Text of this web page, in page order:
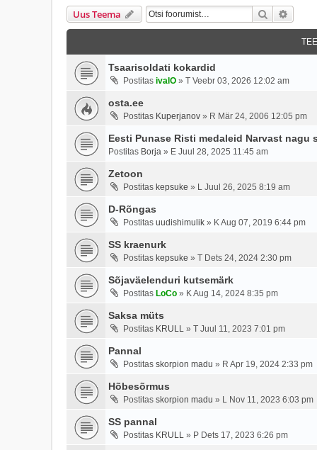
Uus Teema Otsi
Tsaarisoldati kokardid
Postitas ivalO » T Veebr 03, 2026 12:02 am
osta.ee
Postitas Kuperjanov » R Mär 24, 2006 12:05 pm
Eesti Punase Risti medaleid Narvast nagu
Postitas Borja » E Juul 28, 2025 11:45 am
Zetoon
Postitas kepsuke » L Juul 26, 2025 8:19 am
D-Rõngas
Postitas uudishimulik » K Aug 07, 2019 6:44 pm
SS kraenurk
Postitas kepsuke » T Dets 24, 2024 2:30 pm
Sõjaväelenduri kutsemärk
Postitas LoCo » K Aug 14, 2024 8:35 pm
Saksa müts
Postitas KRULL » T Juul 11, 2023 7:01 pm
Pannal
Postitas skorpion madu » R Apr 19, 2024 2:33 pm
Hõbesõrmus
Postitas skorpion madu » L Nov 11, 2023 6:03 pm
SS pannal
Postitas KRULL » P Dets 17, 2023 6:26 pm